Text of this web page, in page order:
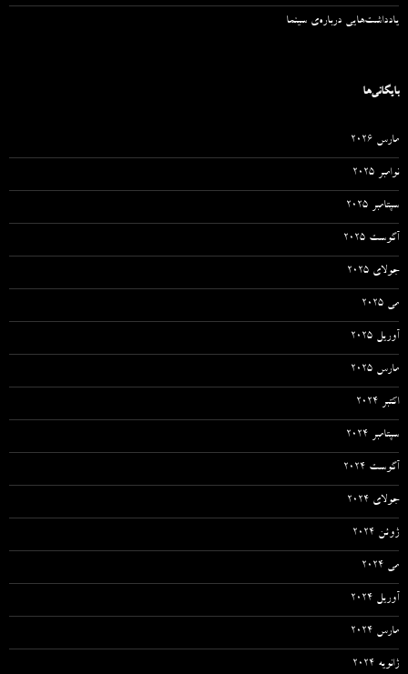
یادداشت‌هایی درباره‌ی سینما
بایگانی‌ها
مارس 2026
نوامبر 2025
سپتامبر 2025
آگوست 2025
جولای 2025
می 2025
آوریل 2025
مارس 2025
اکتبر 2024
سپتامبر 2024
آگوست 2024
جولای 2024
ژوئن 2024
می 2024
آوریل 2024
مارس 2024
ژانویه 2024